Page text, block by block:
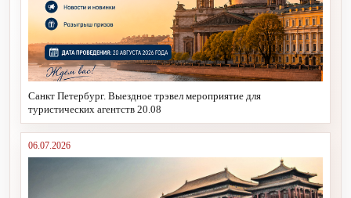
Санкт Петербург. Выездное трэвел мероприятие для
туристических агентств 20.08
06.07.2026